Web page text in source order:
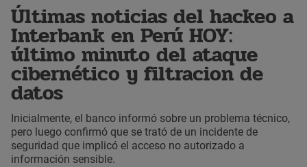
Últimas noticias del hackeo a
Interbank en Perú HOY:
último minuto del ataque
cibernético y filtracion de
datos
Inicialmente, el banco informó sobre un problema técnico,
pero luego confirmó que se trató de un incidente de
seguridad que implicó el acceso no autorizado a
información sensible.